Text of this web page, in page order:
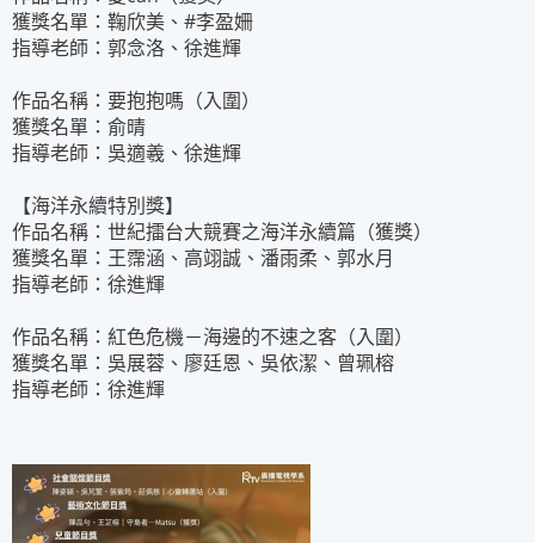
獲獎名單： 鞠欣美 、 #李盈姍
指導老師：郭念洛、徐進輝
作品名稱： 要抱抱嗎 （入圍）
獲獎名單： 俞晴
指導老師：吳適羲、徐進輝
【海洋永續特別獎】
作品名稱： 世紀擂台大競賽之海洋永續篇 （獲獎）
獲獎名單： 王霈涵 、 高翊誠 、 潘雨柔 、 郭水月
指導老師：徐進輝
作品名稱： 紅色危機－海邊的不速之客 （入圍）
獲獎名單： 吳展蓉 、 廖廷恩 、吳依潔、曾珮榕
指導老師：徐進輝